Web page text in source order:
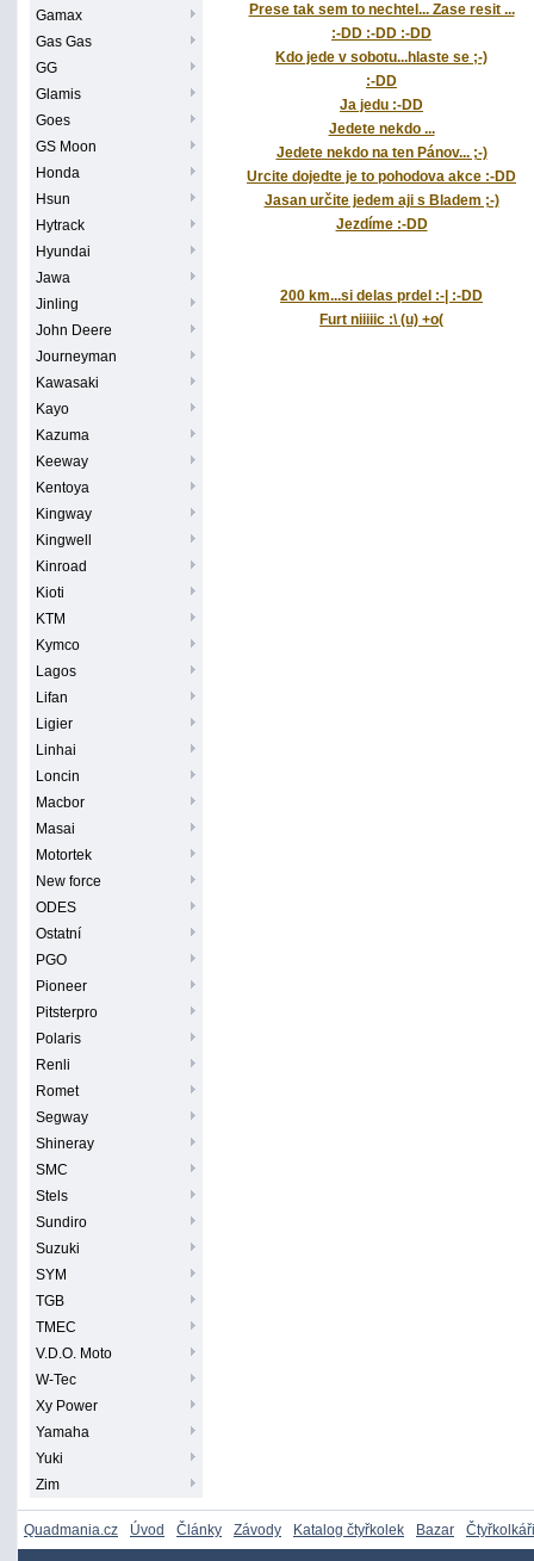
Gamax
Gas Gas
GG
Glamis
Goes
GS Moon
Honda
Hsun
Hytrack
Hyundai
Jawa
Jinling
John Deere
Journeyman
Kawasaki
Kayo
Kazuma
Keeway
Kentoya
Kingway
Kingwell
Kinroad
Kioti
KTM
Kymco
Lagos
Lifan
Ligier
Linhai
Loncin
Macbor
Masai
Motortek
New force
ODES
Ostatní
PGO
Pioneer
Pitsterpro
Polaris
Renli
Romet
Segway
Shineray
SMC
Stels
Sundiro
Suzuki
SYM
TGB
TMEC
V.D.O. Moto
W-Tec
Xy Power
Yamaha
Yuki
Zim
Prese tak sem to nechtel... Zase resit ...
:-DD :-DD :-DD
Kdo jede v sobotu...hlaste se ;-)
:-DD
Ja jedu :-DD
Jedete nekdo ...
Jedete nekdo na ten Pánov... ;-)
Urcite dojedte je to pohodova akce :-DD
Jasan určite jedem aji s Bladem ;-)
Jezdíme :-DD
200 km...si delas prdel :-| :-DD
Furt niiiiic :\ (u) +o(
Quadmania.cz Úvod Články Závody Katalog čtyřkolek Bazar Čtyřkolkáři